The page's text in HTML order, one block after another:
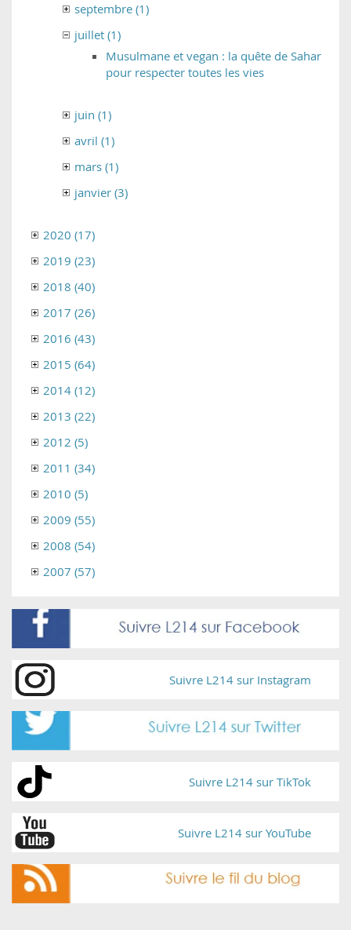
septembre (1)
juillet (1)
Musulmane et vegan : la quête de Sahar
pour respecter toutes les vies
juin (1)
avril (1)
mars (1)
janvier (3)
2020 (17)
2019 (23)
2018 (40)
2017 (26)
2016 (43)
2015 (64)
2014 (12)
2013 (22)
2012 (5)
2011 (34)
2010 (5)
2009 (55)
2008 (54)
2007 (57)
Suivre L214 sur Instagram
Suivre L214 sur TikTok
Suivre L214 sur YouTube